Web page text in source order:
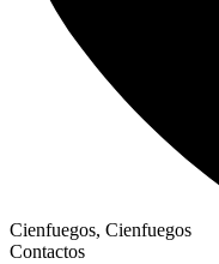
Cienfuegos, Cienfuegos
Contactos